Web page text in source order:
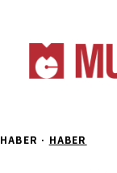
HABER · HABER